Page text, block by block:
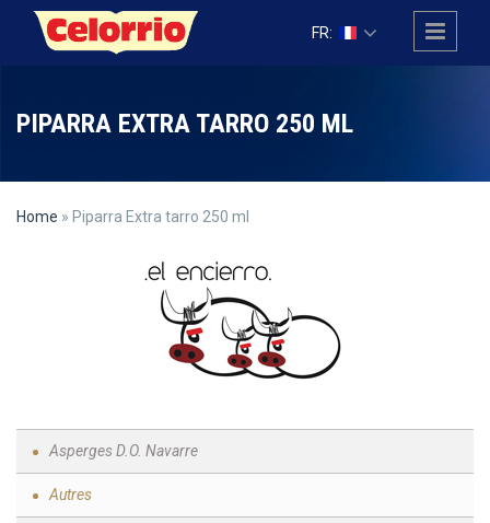
Skip to main content
FR:
PIPARRA EXTRA TARRO 250 ML
Home » Piparra Extra tarro 250 ml
Asperges D.O. Navarre
Autres